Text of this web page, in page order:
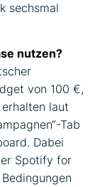
sechsmal
nutzen?
von 100 €,
laut
Tab
Dabei
Spotify for